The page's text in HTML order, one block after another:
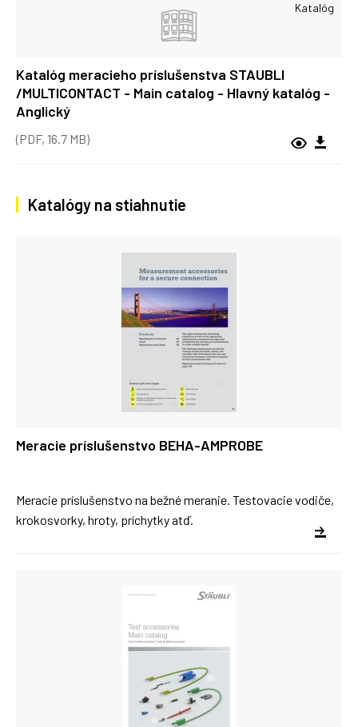
Katalóg
Katalóg meracieho príslušenstva STAUBLI
/MULTICONTACT - Main catalog - Hlavný katalóg -
Anglický
(PDF, 16.7 MB)
Katalógy na stiahnutie
Meracie príslušenstvo BEHA-AMPROBE
Meracie príslušenstvo na bežné meranie. Testovacie vodiče,
krokosvorky, hroty, príchytky atď.